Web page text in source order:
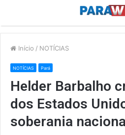
Início / NOTÍCIAS
NOTÍCIAS Pará
Helder Barbalho
dos Estados
soberania